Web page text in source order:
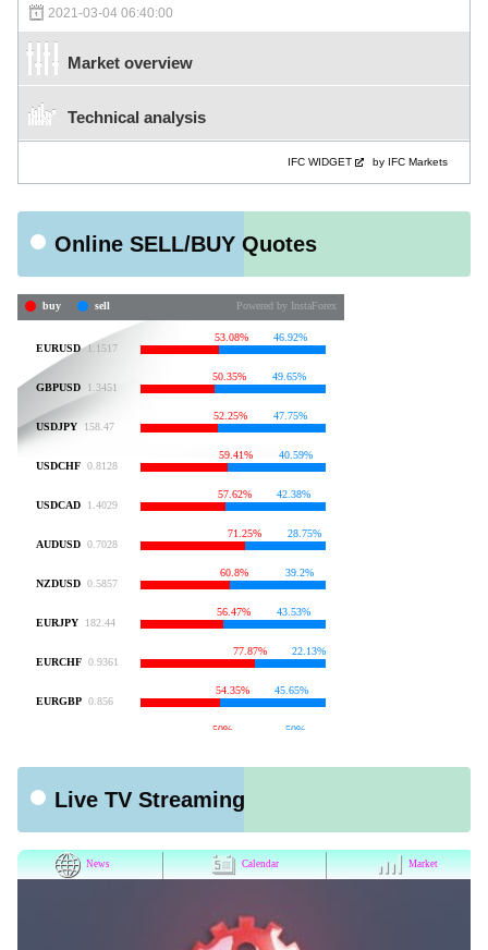
2021-03-04 06:40:00
Market overview
Technical analysis
IFC WIDGET by IFC Markets
Online SELL/BUY Quotes
Live TV Streaming